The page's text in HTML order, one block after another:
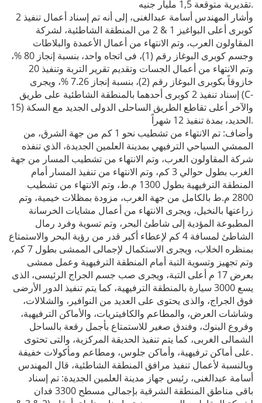
تقديرية متوقعة 1,5 مليار جنيه.
وأشار المهندس أسامة عبدالغنى، إلى أنه تم إسناد أعمال تنفيذ 2
كوبرى أعلى البواغيز 1 & 2 من المنطقة الشاطئية، لشركة
المقاولون العرب، وتم الانتهاء من أعمال الأعمدة والبلاطات
وجسم كوبرى البوغاز رقم (1)، فى اتجاه واحد، بنسبة إنجاز 80 %،
وتم الانتهاء من أعمال الجسات وتقديم تقرير التربة وتنفيذ 20
خازوقاً بكوبرى البوغاز رقم (2)، بنسبة إنجاز 7.26 %، ويجرى
إسناد تنفيذ 2 كوبرى أحدهما بالمنطقة الشاطئية على طريق (C-
15) والآخر أعلى تقاطع الطريق الساحلى الدولى الجديد مع السكة
الحديد، بمدة تنفيذ 12 شهراً.
وأضاف: تم الانتهاء من تشطيب نحو 1 كم من جهة الشرق، من
الممشي السياحي الترفيهي بمدينة العلمين الجديدة، الذي تنفذه
شركة المقاولون العرب، وتم الانتهاء من تشطيب المسار من جهة
الغرب بطول حوالي 3 كم، وتم الانتهاء من تنفيذ المسار أمام
المنطقة الترفيهية بطول 1300 م.ط، وتم الانتهاء من تشطيب
2800 م.ط بالكامل من جهة الغرب، مزودة بمظلات خيمية، وتم
زراعتها بالنخيل، ويجرى الانتهاء من أعمال مشايات الخرسانة
المطبوعة المؤدية إلى شاطئ البحر، وتم تسوية وفرد رمال
الشاطئ لمسافة 4 كم لإعطاء أكبر قدر من رؤية البحر والاستمتاع
بمنظره الخلاب، ويجرى الاستكمال لإجمالى الممشى بطول 7 كم،
وتم تجهيز وتسوية التبة أمام المنطقة الترفيهية وعمل ممشى
بعرض 17 م أعلى التبة، ويجرى صب جسم الجراج الرئيسى، الذى
يسع 3000 سيارة بالمنطقة الترفيهية، كما يتم تنفيذ الدور الأرضى
فوق الجراج، والذى يحتوى على العديد من النوافير، والشلالات،
وشاشات العرض، والمطاعم والكافيتريات، والأماكن الترفيهية،
وفروع البنوك، وفندق صغير للاستمتاع بأجمل رقعة بالساحل
الشمالى الغربى، كما يتم تنفيذ الحديقة المركزية، والتى تحتوى
على أماكن ترفيهية، وأماكن جلوس، ومطاعم ومأكولات خفيفة.
وبالنسبة لأعمال تنفيذ مرافق المنطقة الشاطئية، قال المهندس
أسامة عبدالغنى، رئيس جهاز مدينة العلمين الجديدة: تم إسناد
باقى مناطق المنطقة الشرقية بإجمالى مسطح 3300 فدان